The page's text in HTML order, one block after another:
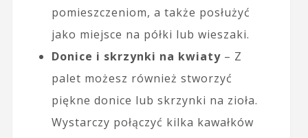
pomieszczeniom, a także posłużyć
jako miejsce na półki lub wieszaki.
Donice i skrzynki na kwiaty– Z
palet możesz również stworzyć
piękne donice lub skrzynki na zioła.
Wystarczy połączyć kilka kawałków